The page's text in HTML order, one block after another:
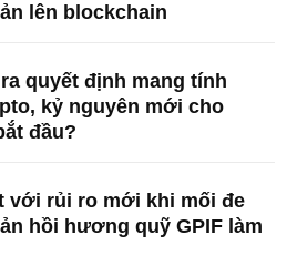
lên blockchain
quyết định mang tính
kỷ nguyên mới cho
đầu?
với rủi ro mới khi mối đe
hồi hương quỹ GPIF làm